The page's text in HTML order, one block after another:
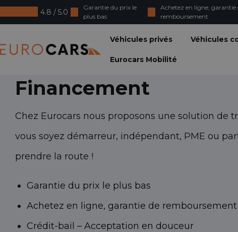
4.8 / 5.0
Garantie du prix le
plus bas
Achetez en ligne, garantie
remboursement
Eurocars
Véhicules privés Véhicules
Eurocars Mobilité
Financement
Chez Eurocars nous proposons une solution de
vous soyez démarreur, indépendant, PME ou
prendre la route !
Garantie du prix le plus bas
Achetez en ligne, garantie de remboursement
Crédit-bail – Acceptation en douceur